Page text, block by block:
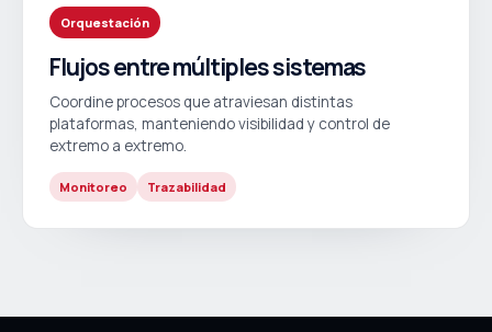
Orquestación
Flujos entre múltiples sistemas
Coordine procesos que atraviesan distintas
plataformas, manteniendo visibilidad y control de
extremo a extremo.
Monitoreo Trazabilidad